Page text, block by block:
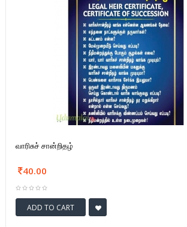
வாரிசுச் சான்றிதழ்
40.00
ADD TO CART